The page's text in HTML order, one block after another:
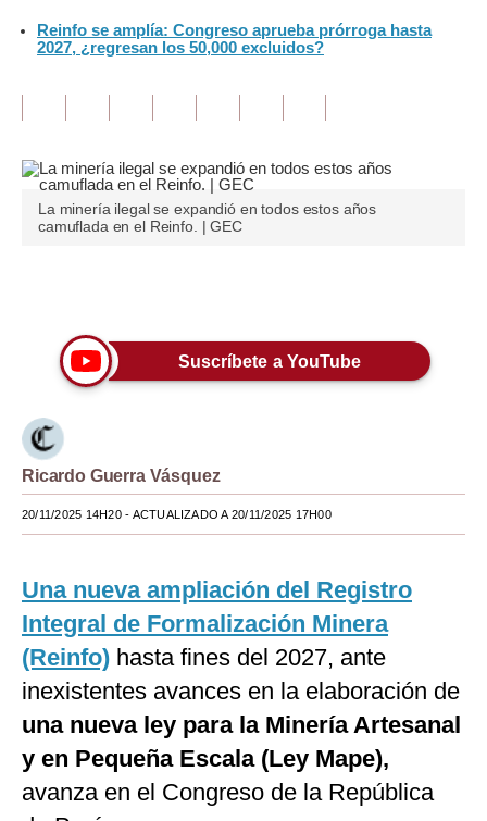
Editorial
Pregunta de hoy
Tendencias
Lujo
Estilos
EEUU
México
Tecnología
Club del Suscriptor
Mix
Notas Contratadas
Reinfo se amplía: Congreso aprueba prórroga hasta
2027, ¿regresan los 50,000 excluidos?
La minería ilegal se expandió en todos estos años
camuflada en el Reinfo. | GEC
Suscríbete a YouTube
Ricardo Guerra Vásquez
20/11/2025 14H20- ACTUALIZADO A 20/11/2025 17H00
Una nueva ampliación del Registro
Integral de Formalización Minera
(Reinfo) hasta fines del 2027, ante
inexistentes avances en la elaboración de
una nueva ley para la Minería Artesanal
y en Pequeña Escala (Ley Mape),
avanza en el Congreso de la República